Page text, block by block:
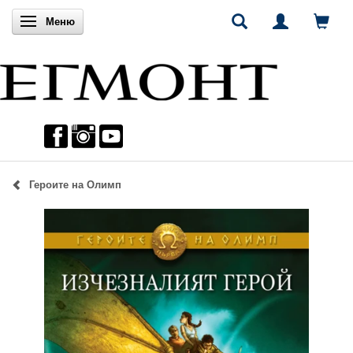
Включи навигацията
Меню
Героите на Олимп